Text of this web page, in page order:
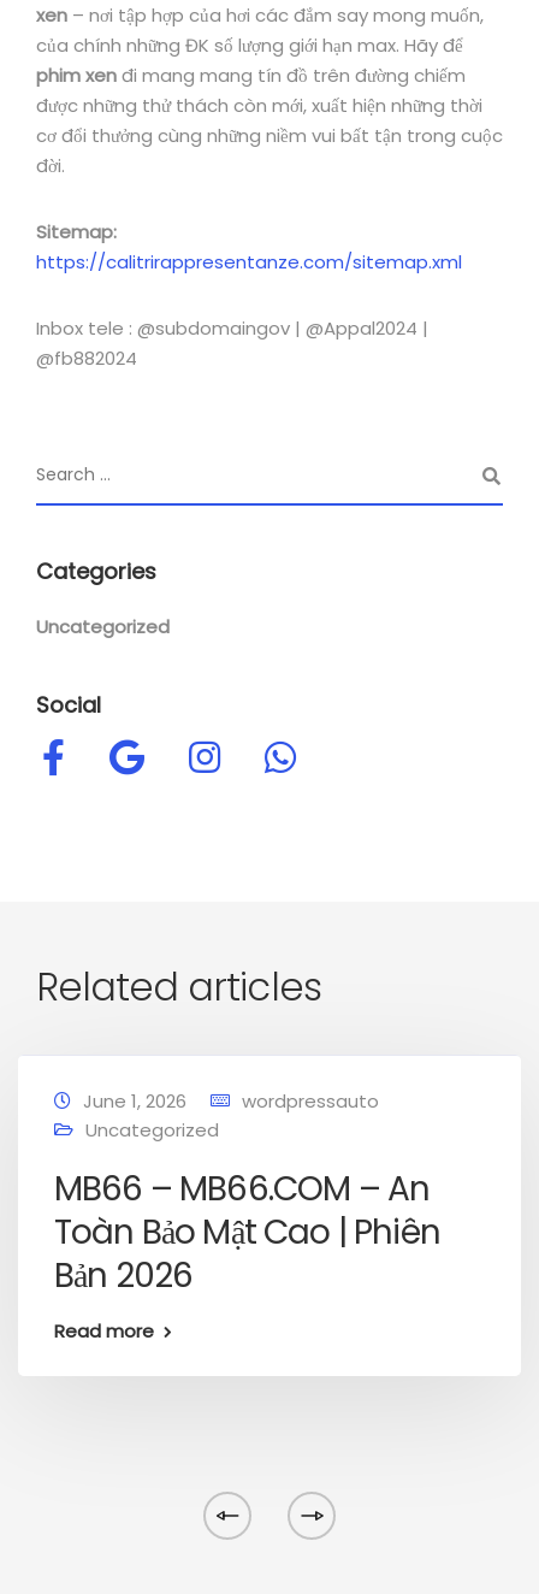
xen – nơi tập hợp của hơi các đắm say mong muốn,
của chính những ĐK số lượng giới hạn max. Hãy để
phim xenđi mang mang tín đồ trên đường chiếm
được những thử thách còn mới, xuất hiện những thời
cơ đổi thưởng cùng những niềm vui bất tận trong cuộc
đời.
Sitemap:
https://calitrirappresentanze.com/sitemap.xml
Inbox tele : @subdomaingov | @Appal2024 |
@fb882024
Categories
Uncategorized
Social
Related articles
June 1, 2026
wordpressauto
Uncategorized
MB66 – MB66.COM – An
Toàn Bảo Mật Cao | Phiên
Bản 2026
Read more